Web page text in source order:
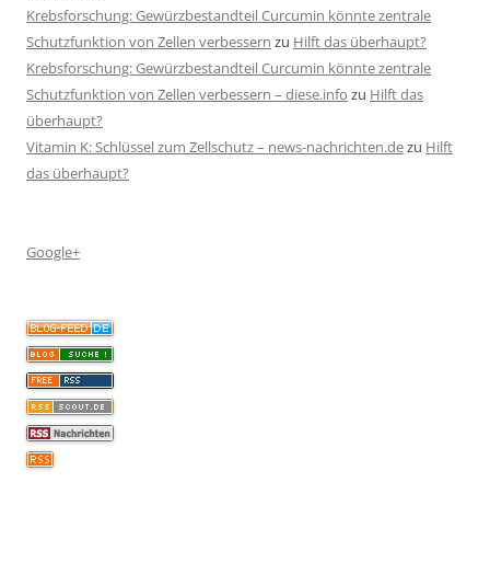
Krebsforschung: Gewürzbestandteil Curcumin könnte zentrale
Schutzfunktion von Zellen verbessern zu Hilft das überhaupt?
Krebsforschung: Gewürzbestandteil Curcumin könnte zentrale
Schutzfunktion von Zellen verbessern – diese.info zu Hilft das
überhaupt?
Vitamin K: Schlüssel zum Zellschutz – news-nachrichten.dezu Hilft
das überhaupt?
Google+